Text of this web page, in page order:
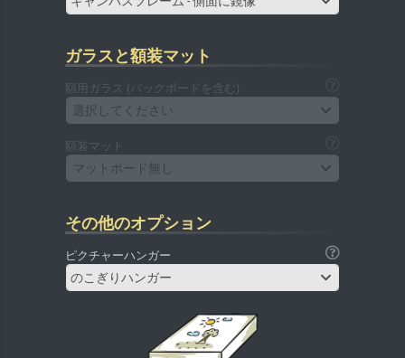
ガラスと額装マット
額用ガラス (バックボードを含む)
選択してください
額装マット
マットボード無し
その他のオプション
ピクチャーハンガー
のこぎりハンガー